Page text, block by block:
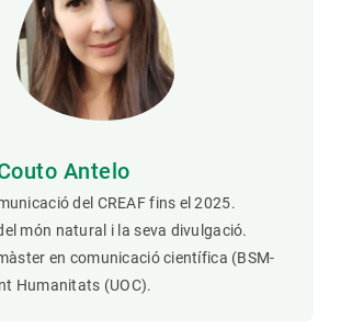
Antelo
del CREAF fins el 2025.
món natural i la seva divulgació.
en comunicació científica (BSM-
Humanitats (UOC).